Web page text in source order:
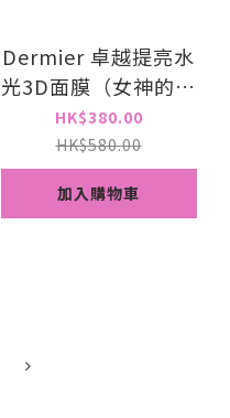
Dermier 卓越提亮水
光3D面膜（女神的秘
密） (10片/盒) 去除暗
瘡印、凹凸洞、收細毛
孔、緊緻皮膚、改善皺
紋
HK$380.00
HK$580.00
加入購物車